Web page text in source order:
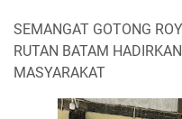
SEMANGAT GOTONG
RUTAN BATAM
MASYARAKAT